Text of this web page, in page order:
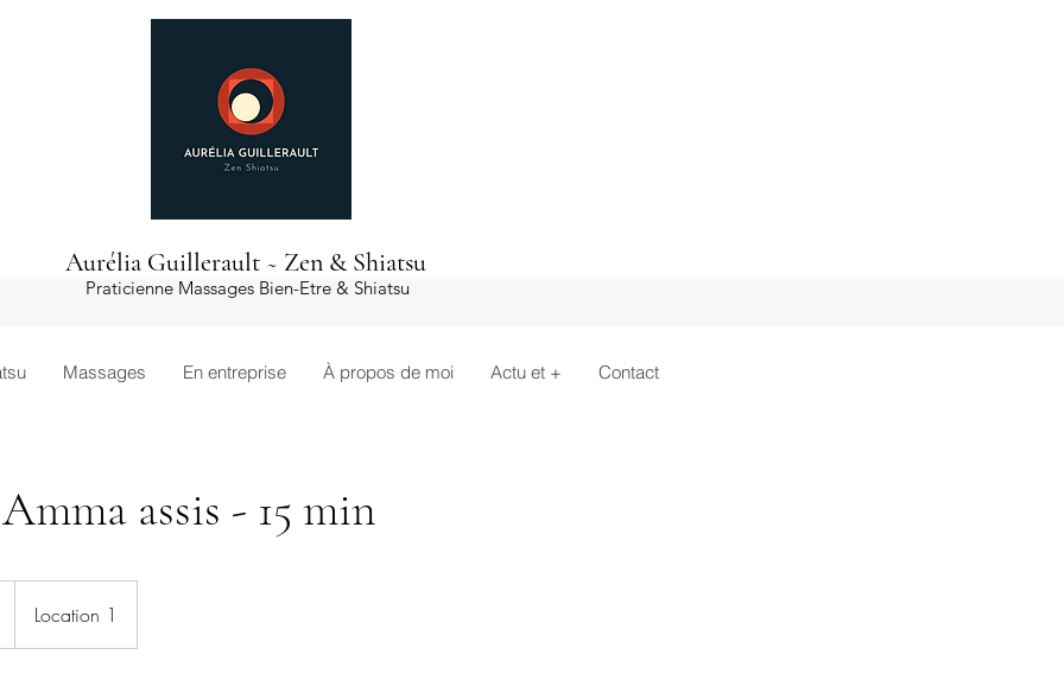
Praticienne Massages Bien-Etre & Shiatsu
Aurélia Guillerault ~ Zen & Shiatsu
Massages En entreprise À propos de moi Actu et + Contact
assis - 15 min
Location 1